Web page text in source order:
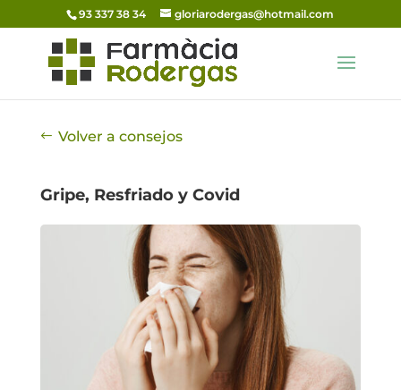
93 337 38 34 gloriarodergas@hotmail.com
Volver a consejos
Gripe, Resfriado y Covid